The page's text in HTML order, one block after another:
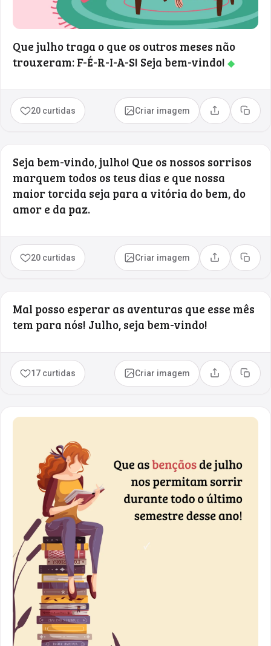
Que julho traga o que os outros meses não
trouxeram: F-É-R-I-A-S! Seja bem-vindo! ◆
20 curtidas Criar imagem Compartilhar
Copiar
Seja bem-vindo, julho! Que os nossos sorrisos
marquem todos os teus dias e que nossa
maior torcida seja para a vitória do bem, do
amor e da paz.
20 curtidas Criar imagem Compartilhar
Copiar
Mal posso esperar as aventuras que esse mês
tem para nós! Julho, seja bem-vindo!
17 curtidas Criar imagem Compartilhar
Copiar